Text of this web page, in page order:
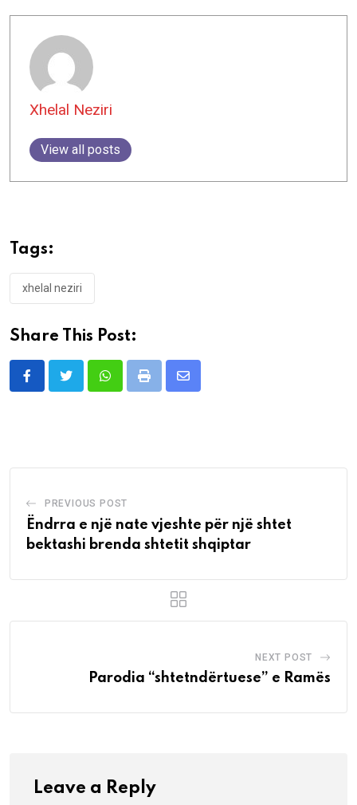
Xhelal Neziri
View all posts
Tags:
xhelal neziri
Share This Post:
WhatsappPrint
Share
PREVIOUS POST
Ëndrra e një nate vjeshte për një shtet
bektashi brenda shtetit shqiptar
NEXT POST
Parodia “shtetndërtuese” e Ramës
Leave a Reply